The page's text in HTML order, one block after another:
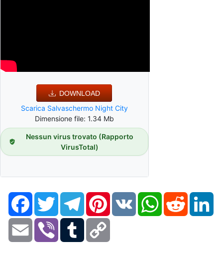
DOWNLOAD
Scarica Salvaschermo Night City
Dimensione file: 1.34 Mb
Nessun virus trovato (Rapporto
VirusTotal)
FacebookTwitter TelegramPinterestVK WhatsAppReddit
Email Viber Tumblr